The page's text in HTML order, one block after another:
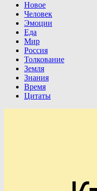
Новое
Человек
Эмоции
Еда
Мир
Россия
Толкование
Земля
Знания
Время
Цитаты